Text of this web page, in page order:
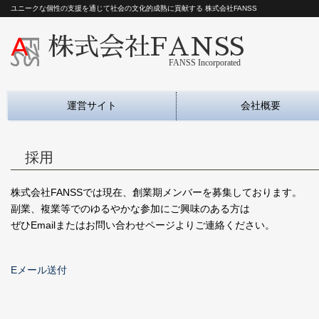
ユニークな個性の支援を通じて社会の文化的成熟に貢献する 株式会社FANSS
株式会社FANSS
FANSS Incorporated
運営サイト 会社概要
採用
株式会社FANSSでは現在、創業期メンバーを募集しております。
副業、複業等でのゆるやかな参加にご興味のある方は
ぜひEmailまたはお問い合わせページよりご連絡ください。
Eメール送付